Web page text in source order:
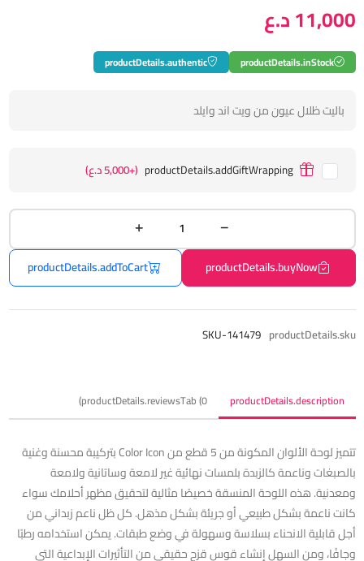
11,000 د.ع
productDetails.inStock
productDetails.authentic
باليت ظلال عيون من ويت اند وايلد
productDetails.addGiftWrapping (+5,000 د.ع)
productDetails.buyNow
productDetails.addToCart
productDetails.sku
SKU-141479
productDetails.description
productDetails.reviewsTab (0)
تتميز لوحة الألوان المكونة من 5 قطع من Color Icon بتركيبة محسنة وغنية
بالصبغات وناعمة كالزبدة بلمسات نهائية غير لامعة وساتانية ولامعة
ومعدنية. هذه اللوحة المنسقة خصيصًا مثالية لتحقيق مظهر أحلامك سواء
كانت ناعمة بشكل طبيعي أو جريئة بشكل مذهل. كل ظل ناعم زبداني من
أجل قابلية الانحناء بسلاسة وسهولة في وضع طبقات. يمكن استخدامه رطبًا
وجافًا، ومن السهل إنشاء قوس قزح حقيقي من التأثيرات الإبداعية التي